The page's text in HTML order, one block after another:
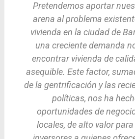
Pretendemos aportar
arena al problema
vivienda en la ciudad de
una creciente demanda
encontrar vivienda de
asequible. Este factor,
de la gentrificación y las
políticas, nos ha
oportunidades de
locales, de alto valor